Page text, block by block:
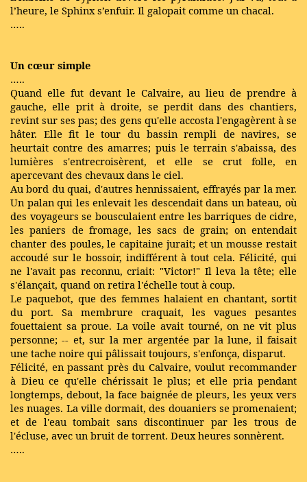
l’heure, le Sphinx s’enfuir. Il galopait comme un chacal.
…..
Un cœur simple
…..
Quand elle fut devant le Calvaire, au lieu de prendre à
gauche, elle prit à droite, se perdit dans des chantiers,
revint sur ses pas; des gens qu'elle accosta l'engagèrent à se
hâter. Elle fit le tour du bassin rempli de navires, se
heurtait contre des amarres; puis le terrain s'abaissa, des
lumières s'entrecroisèrent, et elle se crut folle, en
apercevant des chevaux dans le ciel.
Au bord du quai, d'autres hennissaient, effrayés par la mer.
Un palan qui les enlevait les descendait dans un bateau, où
des voyageurs se bousculaient entre les barriques de cidre,
les paniers de fromage, les sacs de grain; on entendait
chanter des poules, le capitaine jurait; et un mousse restait
accoudé sur le bossoir, indifférent à tout cela. Félicité, qui
ne l'avait pas reconnu, criait: "Victor!" Il leva la tête; elle
s'élançait, quand on retira l'échelle tout à coup.
Le paquebot, que des femmes halaient en chantant, sortit
du port. Sa membrure craquait, les vagues pesantes
fouettaient sa proue. La voile avait tourné, on ne vit plus
personne; -- et, sur la mer argentée par la lune, il faisait
une tache noire qui pâlissait toujours, s'enfonça, disparut.
Félicité, en passant près du Calvaire, voulut recommander
à Dieu ce qu'elle chérissait le plus; et elle pria pendant
longtemps, debout, la face baignée de pleurs, les yeux vers
les nuages. La ville dormait, des douaniers se promenaient;
et de l'eau tombait sans discontinuer par les trous de
l'écluse, avec un bruit de torrent. Deux heures sonnèrent.
…..